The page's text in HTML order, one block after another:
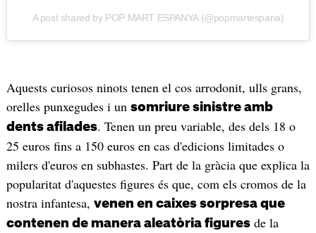
A post shared by POP MART ESPANYA (@popmartespana)
Aquests curiosos ninots tenen el cos arrodonit, ulls grans,
orelles punxegudes i un somriure sinistre amb
dents afilades. Tenen un preu variable, des dels 18 o
25 euros fins a 150 euros en cas d'edicions limitades o
milers d'euros en subhastes. Part de la gràcia que explica la
popularitat d'aquestes figures és que, com els cromos de la
nostra infantesa, venen en caixes sorpresa que
contenen de manera aleatòria figuresde la